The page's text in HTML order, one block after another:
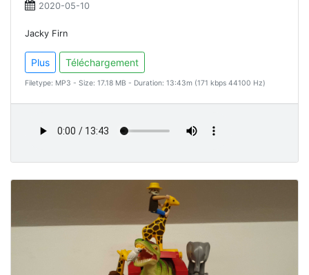
2020-05-10
Jacky Firn
Plus Téléchargement
Filetype: MP3 - Size: 17.18 MB - Duration: 13:43m (171 kbps 44100 Hz)